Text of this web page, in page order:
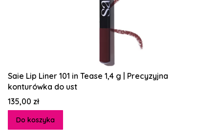
Saie Lip Liner 101 in Tease 1,4 g | Precyzyjna
konturówka do ust
Cena
135,00 zł
Do koszyka